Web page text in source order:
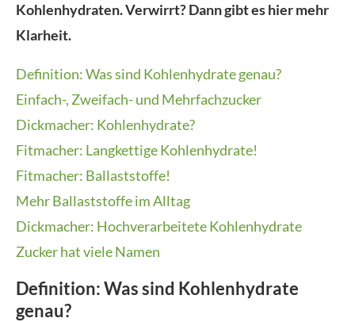
Kohlenhydraten. Verwirrt? Dann gibt es hier mehr
Klarheit.
Definition: Was sind Kohlenhydrate genau?
Einfach-, Zweifach- und Mehrfachzucker
Dickmacher: Kohlenhydrate?
Fitmacher: Langkettige Kohlenhydrate!
Fitmacher: Ballaststoffe!
Mehr Ballaststoffe im Alltag
Dickmacher: Hochverarbeitete Kohlenhydrate
Zucker hat viele Namen
Definition: Was sind Kohlenhydrate
genau?